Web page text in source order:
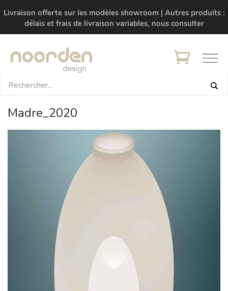
Livraison offerte sur les modèles showroom | Autres produits :
délais et frais de livraison variables, nous consulter
Madre_2020